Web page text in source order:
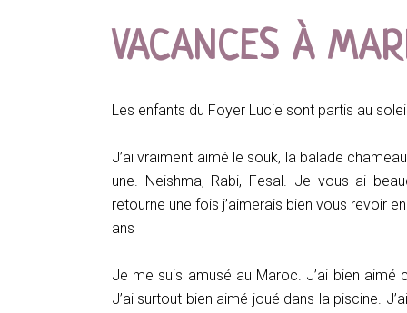
VACANCES À
Les enfants du Foyer Lucie sont partis au
J’ai vraiment aimé le souk, la balade
une. Neishma, Rabi, Fesal. Je vous ai
retourne une fois j’aimerais bien vous revoir
ans
Je me suis amusé au Maroc. J’ai bien aimé
J’ai surtout bien aimé joué dans la piscine.